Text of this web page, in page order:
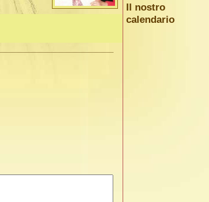
Il nostro
calendario